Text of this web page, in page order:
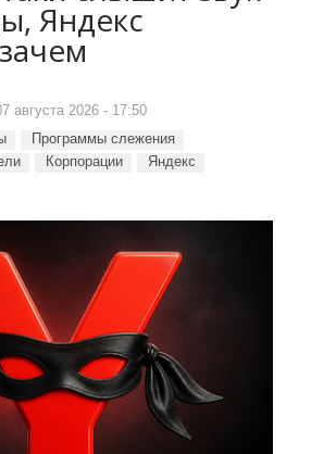
Яндекс
августа 2026 - 17:50
Программы слежения
Корпорации Яндекс